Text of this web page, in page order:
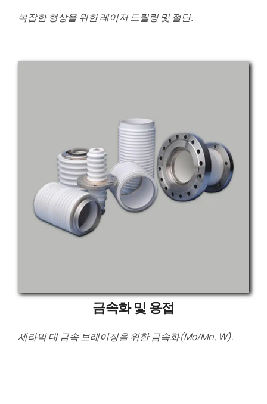
복잡한 형상을 위한 레이저 드릴링 및 절단.
금속화 및 용접
세라믹 대 금속 브레이징을 위한 금속화(Mo/Mn, W).